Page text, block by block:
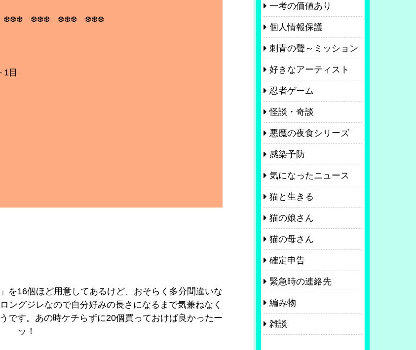
❆❆❆ ❆❆❆ ❆❆❆
1目
を16個ほど用意してあるけど、おそらく多分間違いな
ングジレなので自分好みの長さになるまで気兼ねなく
です。あの時ケチらずに20個買っておけば良かったー
ッ！
一考の価値あり
個人情報保護
刺青の聲～ミッション
好きなアーティスト
忍者ゲーム
怪談・奇談
悪魔の夜食シリーズ
感染予防
気になったニュース
猫と生きる
猫の娘さん
猫の母さん
確定申告
緊急時の連絡先
編み物
雑談